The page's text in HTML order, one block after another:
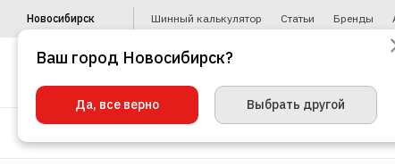
Новосибирск Шинный калькулятор Статьи Бренды
Ваш город Новосибирск?
Да, все верно Выбрать другой